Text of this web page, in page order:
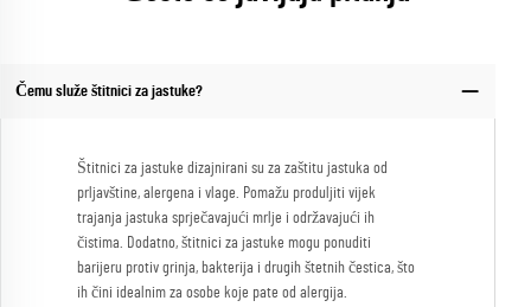
Čemu služe štitnici za jastuke?
Štitnici za jastuke dizajnirani su za zaštitu jastuka od
prljavštine, alergena i vlage. Pomažu produljiti vijek
trajanja jastuka sprječavajući mrlje i održavajući ih
čistima. Dodatno, štitnici za jastuke mogu ponuditi
barijeru protiv grinja, bakterija i drugih štetnih čestica, što
ih čini idealnim za osobe koje pate od alergija.